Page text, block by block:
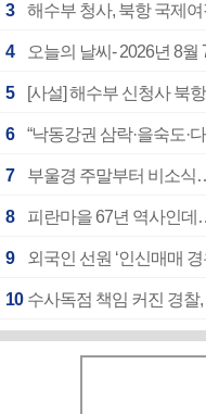
3 해수부 청사, 북항 국제
4 오늘의 날씨- 2026년 8월
5 [사설] 해수부 신청사 북
6 “낙동강권 삼락·을숙도·
7 부울경 주말부터 비소식
8 피란마을 67년 역사인
9 외국인 선원 ‘인신매매
10 수사독점 책임 커진 경찰